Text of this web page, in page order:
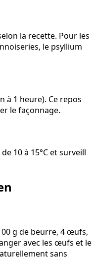
la recette. Pour les
le psyllium
à 1 heure). Ce repos
le façonnage.
10 à 15°C et surveill
g de beurre, 4 œufs,
avec les œufs et le
sans